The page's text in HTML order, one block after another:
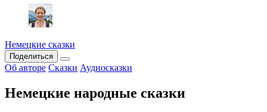
Немецкие сказки
Поделиться
Об авторе Сказки Аудиосказки
Немецкие народные сказки